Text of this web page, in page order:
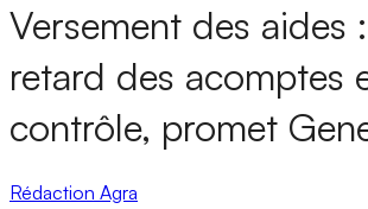
Versement des aides
retard des acomptes
contrôle, promet
Rédaction Agra